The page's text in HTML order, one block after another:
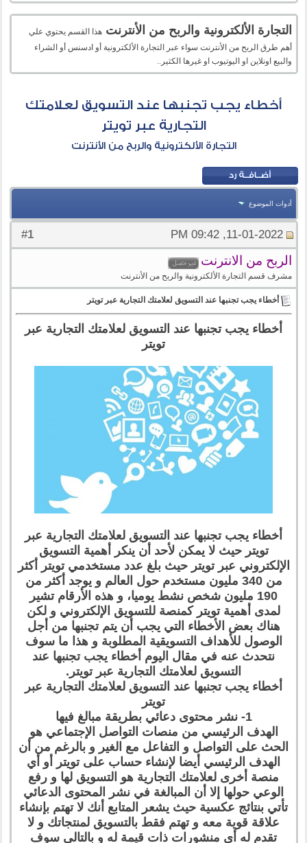
التجارة الألكترونية والربح من الأنترنت هذا القسم يحتوي علي
أهم طرق الربح من الأنترنت سواء عبر التجارة الألكترونية أو ادسنس أو الشراء
والبيع اونلاين او اليوتيوب او غيرها الكثير..
أخطاء يجب تجنبها عند التسويق لعلامتك
التجارية عبر تويتر
التجارة الألكترونية والربح من الأنترنت
أدوات الموضوع
#
1 11-01-2022, 09:42 PM
الربح من الانترنت
مشرف قسم التجارة الألكترونية والربح من الأنترنت
أخطاء يجب تجنبها عند التسويق لعلامتك التجارية عبر تويتر
أخطاء يجب تجنبها عند التسويق لعلامتك التجارية عبر
تويتر
أخطاء يجب تجنبها عند التسويق لعلامتك التجارية عبر
تويتر حيث لا يمكن لأحد أن ينكر أهمية التسويق
الإلكتروني عبر تويتر حيث بلغ عدد مستخدمي تويتر أكثر
من 340 مليون مستخدم حول العالم و يوجد أكثر من
190 مليون شخص نشط يوميا، و هذه الأرقام تشير
لمدى أهمية تويتر كمنصة للتسويق الإلكتروني و لكن
هناك بعض الأخطاء التي يجب أن يتم تجنبها من أجل
الوصول للأهداف التسويقية المطلوبة و هذا ما سوف
نتحدث عنه في مقال اليوم أخطاء يجب تجنبها عند
التسويق لعلامتك التجارية عبر تويتر.
أخطاء يجب تجنبها عند التسويق لعلامتك التجارية عبر
تويتر
1- نشر محتوى دعائي بطريقة مبالغ فيها
الهدف الرئيسي من منصات التواصل الإجتماعي هو
الحث على التواصل و التفاعل مع الغير و بالرغم من أن
الهدف الرئيسي أيضا لإنشاء حساب على تويتر أو أي
منصة أخرى لعلامتك التجارية هو التسويق لها و رفع
الوعي حولها إلا أن المبالغة في نشر المحتوى الدعائي
تأتي بنتائج عكسية حيث يشعر المتابع أنك لا تهتم بإنشاء
علاقة قوية معه و تهتم فقط بالتسويق لمنتجاتك و لا
تقدم له أي منشورات ذات قيمة له و بالتالي سوف